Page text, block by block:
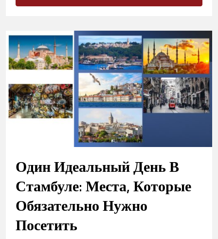
Один Идеальный День В
Стамбуле: Места, Которые
Обязательно Нужно
Посетить